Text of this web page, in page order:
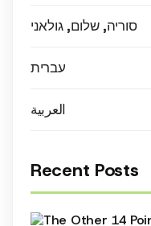
סוריה, שלום, גולאני
עברית
العربية
Recent Posts